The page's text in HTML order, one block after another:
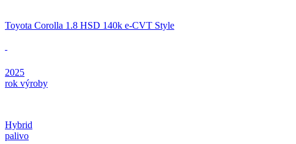
Toyota Corolla 1.8 HSD 140k e-CVT Style
2025
rok výroby
Hybrid
palivo